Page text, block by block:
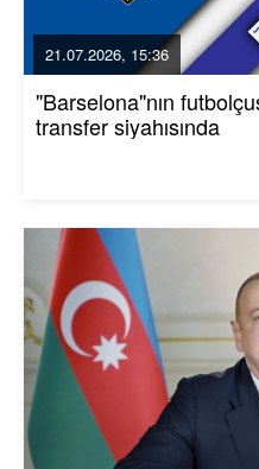
21.07.2026, 15:36
"Barselona"nın
transfer siyahısında